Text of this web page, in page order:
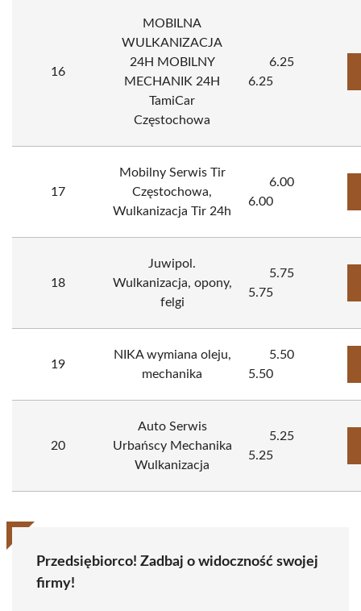
16
MOBILNA
WULKANIZACJA
24H MOBILNY
MECHANIK 24H
TamiCar
Częstochowa
6.25
6.25
17
Mobilny Serwis Tir
Częstochowa,
Wulkanizacja Tir 24h
6.00
6.00
18
Juwipol.
Wulkanizacja, opony,
felgi
5.75
5.75
19
NIKA wymiana oleju,
mechanika
5.50
5.50
20
Auto Serwis
Urbańscy Mechanika
Wulkanizacja
5.25
5.25
Przedsiębiorco! Zadbaj o widoczność swojej
firmy!